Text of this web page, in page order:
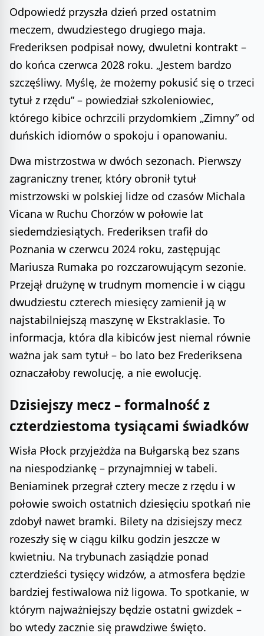
Odpowiedź przyszła dzień przed ostatnim
meczem, dwudziestego drugiego maja.
Frederiksen podpisał nowy, dwuletni kontrakt –
do końca czerwca 2028 roku. „Jestem bardzo
szczęśliwy. Myślę, że możemy pokusić się o trzeci
tytuł z rzędu” – powiedział szkoleniowiec,
którego kibice ochrzcili przydomkiem „Zimny” od
duńskich idiomów o spokoju i opanowaniu.
Dwa mistrzostwa w dwóch sezonach. Pierwszy
zagraniczny trener, który obronił tytuł
mistrzowski w polskiej lidze od czasów Michala
Vicana w Ruchu Chorzów w połowie lat
siedemdziesiątych. Frederiksen trafił do
Poznania w czerwcu 2024 roku, zastępując
Mariusza Rumaka po rozczarowującym sezonie.
Przejął drużynę w trudnym momencie i w ciągu
dwudziestu czterech miesięcy zamienił ją w
najstabilniejszą maszynę w Ekstraklasie. To
informacja, która dla kibiców jest niemal równie
ważna jak sam tytuł – bo lato bez Frederiksena
oznaczałoby rewolucję, a nie ewolucję.
Dzisiejszy mecz – formalność z
czterdziestoma tysiącami świadków
Wisła Płock przyjeżdża na Bułgarską bez szans
na niespodziankę – przynajmniej w tabeli.
Beniaminek przegrał cztery mecze z rzędu i w
połowie swoich ostatnich dziesięciu spotkań nie
zdobył nawet bramki. Bilety na dzisiejszy mecz
rozeszły się w ciągu kilku godzin jeszcze w
kwietniu. Na trybunach zasiądzie ponad
czterdzieści tysięcy widzów, a atmosfera będzie
bardziej festiwalowa niż ligowa. To spotkanie, w
którym najważniejszy będzie ostatni gwizdek –
bo wtedy zacznie się prawdziwe święto.